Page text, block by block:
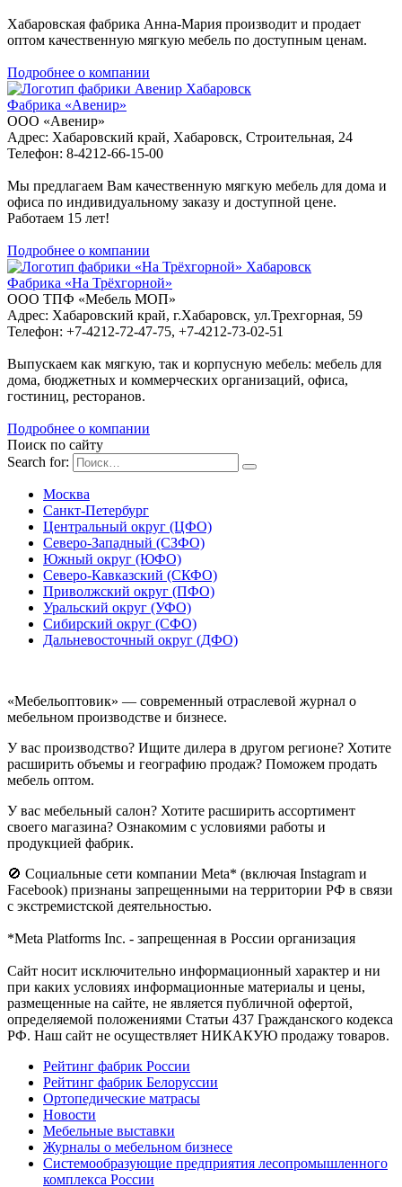
Хабаровская фабрика Анна-Мария производит и продает
оптом качественную мягкую мебель по доступным ценам.
Подробнее о компании
Хабаровск
Фабрика «Авенир»
ООО «Авенир»
Адрес: Хабаровский край, Хабаровск, Строительная, 24
Телефон: 8-4212-66-15-00
Мы предлагаем Вам качественную мягкую мебель для дома и
офиса по индивидуальному заказу и доступной цене.
Работаем 15 лет!
Подробнее о компании
Хабаровск
Фабрика «На Трёхгорной»
ООО ТПФ «Мебель МОП»
Адрес: Хабаровский край, г.Хабаровск, ул.Трехгорная, 59
Телефон: +7-4212-72-47-75, +7-4212-73-02-51
Выпускаем как мягкую, так и корпусную мебель: мебель для
дома, бюджетных и коммерческих организаций, офиса,
гостиниц, ресторанов.
Подробнее о компании
Поиск по сайту
Search for:
Москва
Санкт-Петербург
Центральный округ (ЦФО)
Северо-Западный (СЗФО)
Южный округ (ЮФО)
Северо-Кавказский (СКФО)
Приволжский округ (ПФО)
Уральский округ (УФО)
Сибирский округ (СФО)
Дальневосточный округ (ДФО)
«Мебельоптовик» — современный отраслевой журнал о
мебельном производстве и бизнесе.
У вас производство? Ищите дилера в другом регионе? Хотите
расширить объемы и географию продаж? Поможем продать
мебель оптом.
У вас мебельный салон? Хотите расширить ассортимент
своего магазина? Ознакомим с условиями работы и
продукцией фабрик.
🚫 Социальные сети компании Meta* (включая Instagram и
Facebook) признаны запрещенными на территории РФ в связи
с экстремистской деятельностью.
*Meta Platforms Inc. - запрещенная в России организация
Cайт носит исключительно информационный характер и ни
при каких условиях информационные материалы и цены,
размещенные на сайте, не является публичной офертой,
определяемой положениями Статьи 437 Гражданского кодекса
РФ. Наш сайт не осуществляет НИКАКУЮ продажу товаров.
Рейтинг фабрик России
Рейтинг фабрик Белоруссии
Ортопедические матрасы
Новости
Мебельные выставки
Журналы о мебельном бизнесе
Системообразующие предприятия лесопромышленного
комплекса России